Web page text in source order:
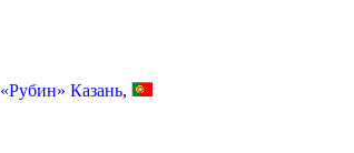
«Рубин» Казань,